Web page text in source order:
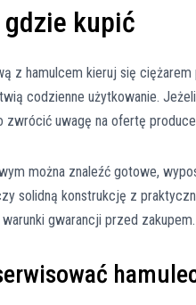
kupić
z hamulcem kieruj się
codzienne użytkowanie.
zwrócić uwagę na ofertę
można znaleźć gotowe,
solidną konstrukcję z
gwarancji przed zakupem.